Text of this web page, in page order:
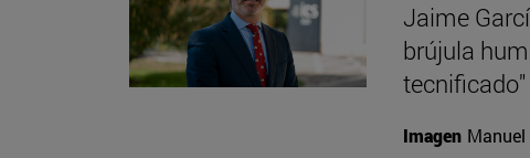
Jaime
brújula
tecnificado"
Imagen